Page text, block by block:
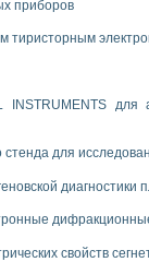
приборов
тиристорным
INSTRUMENTS
стенда для
диагностики
свойств